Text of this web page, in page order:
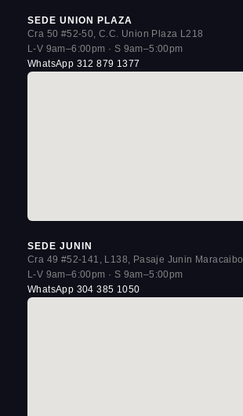
SEDE UNION PLAZA
Cra 50 #52-50, C.C. Union Plaza L218
L-V 9am–6:00pm · S 9am–5:00pm
WhatsApp 312 879 1377
SEDE JUNIN
Cra 49 #52-141, L138, Pasaje Junin Maracaibo
L-V 9am–6:00pm · S 9am–5:00pm
WhatsApp 304 385 1050